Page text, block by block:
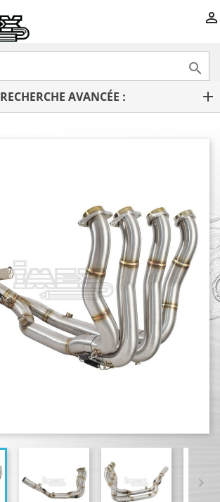


RECHERCHE AVANCÉE :
